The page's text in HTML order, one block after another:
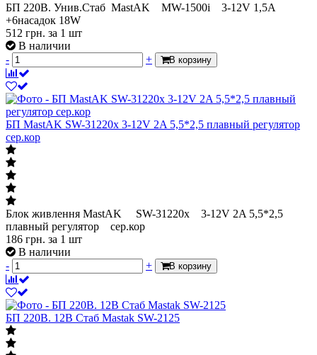
БП 220В. Унив.Стаб MastAK MW-1500i 3-12V 1,5A
+6насадок 18W
512 грн. за 1 шт
В наличии
-
+ В корзину
БП MastAK SW-31220х 3-12V 2A 5,5*2,5 плавный регулятор
сер.кор
Блок живлення MastAK SW-31220х 3-12V 2A 5,5*2,5
плавный регулятор сер.кор
186 грн. за 1 шт
В наличии
-
+ В корзину
БП 220В. 12В Стаб Mastak SW-2125